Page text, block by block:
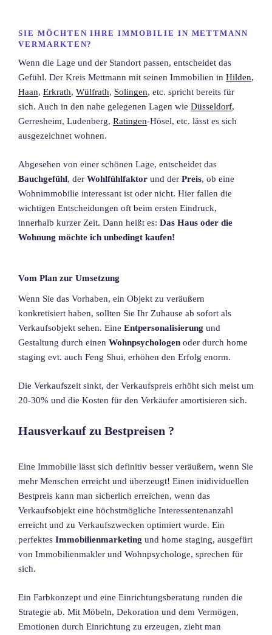
SIE MÖCHTEN IHRE IMMOBILIE IN METTMANN
VERMARKTEN?
Wenn die Lage und der Standort passen, entscheidet das
Gefühl. Der Kreis Mettmann mit seinen Immobilien in Hilden,
Haan, Erkrath, Wülfrath, Solingen, etc. spricht bereits für
sich. Auch in den nahe gelegenen Lagen wie Düsseldorf,
Gerresheim, Ludenberg, Ratingen-Hösel, etc. lässt es sich
ausgezeichnet wohnen.
Abgesehen von einer schönen Lage, entscheidet das
Bauchgefühl, der Wohlfühlfaktor und der Preis, ob eine
Wohnimmobilie interessant ist oder nicht. Hier fallen die
wichtigen Entscheidungen oft beim ersten Eindruck,
innerhalb kurzer Zeit. Dann heißt es: Das Haus oder die
Wohnung möchte ich unbedingt kaufen!
Vom Plan zur Umsetzung
Wenn Sie das Vorhaben, ein Objekt zu veräußern
konkretisiert haben, sollten Sie Ihr Zuhause ab sofort als
Verkaufsobjekt sehen. Eine Entpersonalisierung und
Gestaltung durch einen Wohnpsychologen oder durch home
staging evt. auch Feng Shui, erhöhen den Erfolg enorm.
Die Verkaufszeit sinkt, der Verkaufspreis erhöht sich meist um
20-30% und die Kosten für den Verkäufer amortisieren sich.
Hausverkauf zu Bestpreisen ?
Eine Immobilie lässt sich definitiv besser veräußern, wenn Sie
mehr Menschen erreicht und überzeugt! Einen inidividuellen
Bestpreis kann man sicherlich erreichen, wenn das
Verkaufsobjekt eine höchstmögliche Interessentenanzahl
erreicht und zu Verkaufszwecken optimiert wurde. Ein
perfektes Immobilienmarketing und home staging, ausgefürt
von Immobilienmakler und Wohnpsychologe, sprechen für
sich.
Ein Farbkonzept und eine Einrichtungsberatung runden die
Strategie ab. Mit Möbeln, Dekoration und dem Vermögen,
Emotionen durch Einrichtung zu erzeugen, zieht man